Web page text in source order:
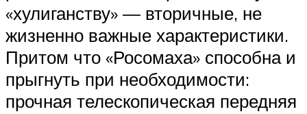
«хулиганству» — вторичные, не
жизненно важные характеристики.
Притом что «Росомаха» способна и
прыгнуть при необходимости:
прочная телескопическая передняя